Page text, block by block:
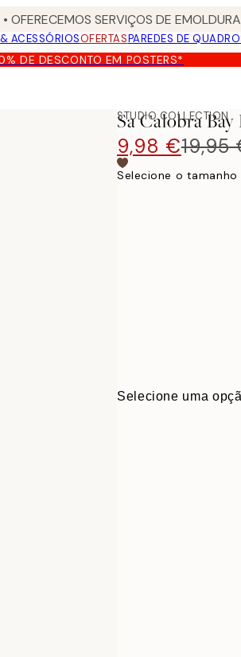
SERVIÇOS DE
ACESSÓRIOSOFERTASPAREDES DE
DE DESCONTO EM POSTERS*
STUDIO COLLECTION
Sa Calobra Bay
9,98 €19,95
Selecione o tamanho
Selecione uma